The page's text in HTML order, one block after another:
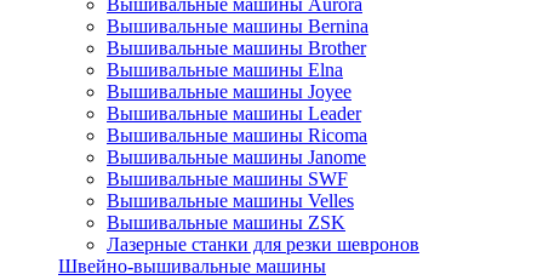
Вышивальные машины Aurora
Вышивальные машины Bernina
Вышивальные машины Brother
Вышивальные машины Elna
Вышивальные машины Joyee
Вышивальные машины Leader
Вышивальные машины Ricoma
Вышивальные машины Janome
Вышивальные машины SWF
Вышивальные машины Velles
Вышивальные машины ZSK
Лазерные станки для резки шевронов
Швейно-вышивальные машины